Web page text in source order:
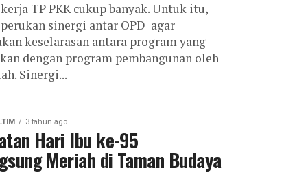
TP PKK cukup banyak. Untuk itu,
sinergi antar OPD agar
keselarasan antara program yang
dengan program pembangunan oleh
Sinergi...
3 tahun ago
Hari Ibu ke-95
Meriah di Taman Budaya